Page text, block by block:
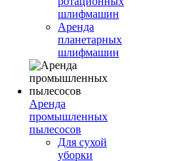
шлифмашин
Аренда
планетарных
шлифмашин
Аренда
промышленных
пылесосов
Для сухой
уборки